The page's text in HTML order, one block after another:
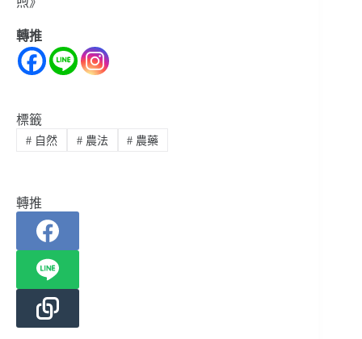
轉推
標籤
#自然 #農法 # 農藥
轉推